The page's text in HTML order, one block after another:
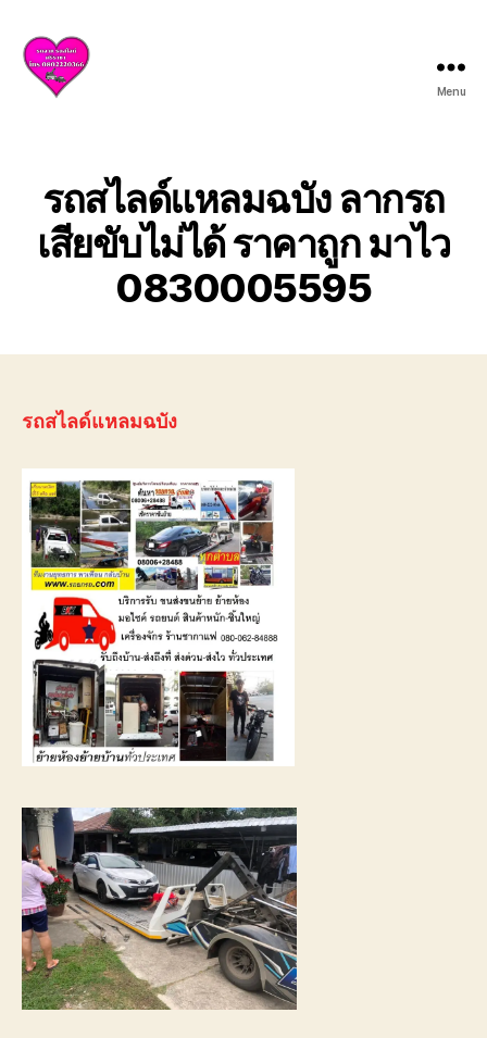
ศรีราชา
ชลบุรี
ให้
ทั้ง
เสีย
อุบัติเหตุ
รถ
พัง
ต้องการ
ความ
ช่วย
เหลือ
ฉุกเฉิน
โทร
0800628488
Menu
รถสไลด์แหลมฉบัง ลากรถ
เสียขับไม่ได้ ราคาถูก มาไว
0830005595
รถสไลด์แหลมฉบัง